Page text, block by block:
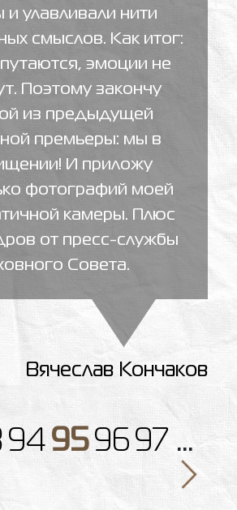
и улавливали нити
смыслов. Как итог:
эмоции не
Поэтому закончу
из предыдущей
премьеры: мы в
И приложу
фотографий моей
камеры. Плюс
от пресс-службы
Совета.
Вячеслав Кончаков
94 95 96 97 …